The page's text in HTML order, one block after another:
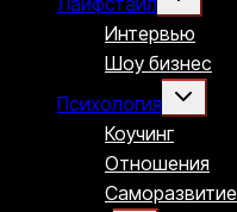
меню
Интервью
Шоу бизнес
Психология
дочернее
меню
Коучинг
Отношения
Саморазвитие